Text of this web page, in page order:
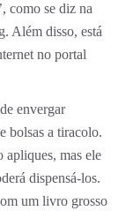
como se diz na
Além disso, está
no portal
envergar
bolsas a tiracolo.
apliques, mas ele
dispensá-los.
um livro grosso